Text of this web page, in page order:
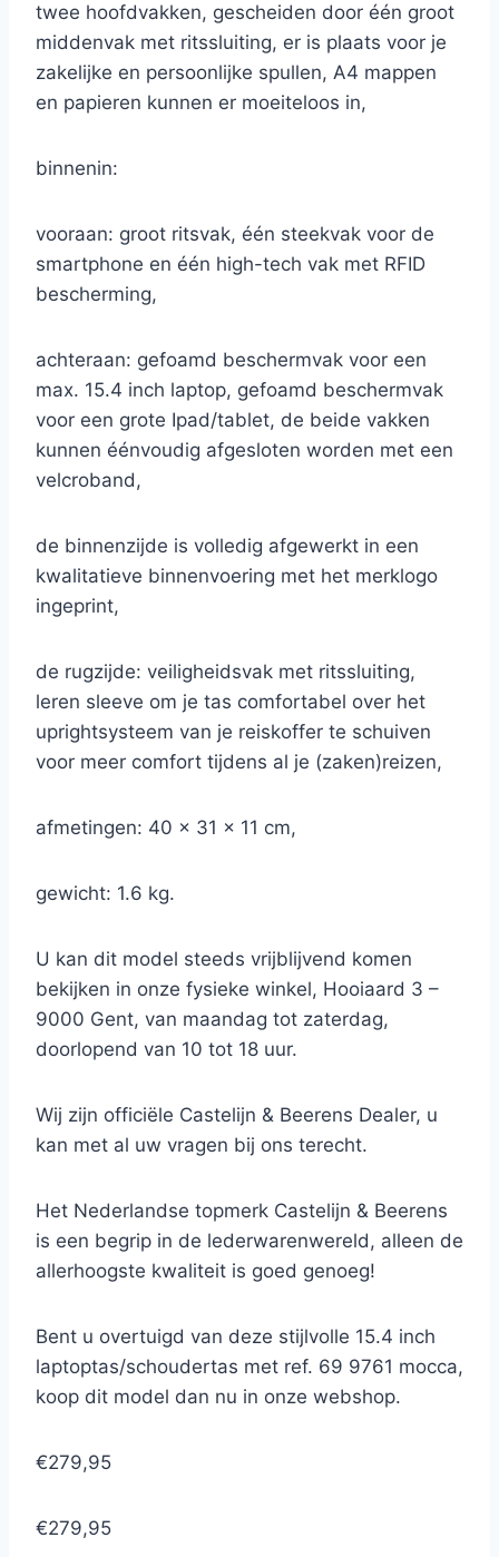
twee hoofdvakken, gescheiden door één groot
middenvak met ritssluiting, er is plaats voor je
zakelijke en persoonlijke spullen, A4 mappen
en papieren kunnen er moeiteloos in,
binnenin:
vooraan: groot ritsvak, één steekvak voor de
smartphone en één high-tech vak met RFID
bescherming,
achteraan: gefoamd beschermvak voor een
max. 15.4 inch laptop, gefoamd beschermvak
voor een grote Ipad/tablet, de beide vakken
kunnen éénvoudig afgesloten worden met een
velcroband,
de binnenzijde is volledig afgewerkt in een
kwalitatieve binnenvoering met het merklogo
ingeprint,
de rugzijde: veiligheidsvak met ritssluiting,
leren sleeve om je tas comfortabel over het
uprightsysteem van je reiskoffer te schuiven
voor meer comfort tijdens al je (zaken)reizen,
afmetingen: 40 x 31 x 11 cm,
gewicht: 1.6 kg.
U kan dit model steeds vrijblijvend komen
bekijken in onze fysieke winkel, Hooiaard 3 –
9000 Gent, van maandag tot zaterdag,
doorlopend van 10 tot 18 uur.
Wij zijn officiële Castelijn & Beerens Dealer, u
kan met al uw vragen bij ons terecht.
Het Nederlandse topmerk Castelijn & Beerens
is een begrip in de lederwarenwereld, alleen de
allerhoogste kwaliteit is goed genoeg!
Bent u overtuigd van deze stijlvolle 15.4 inch
laptoptas/schoudertas met ref. 69 9761 mocca,
koop dit model dan nu in onze webshop.
€279,95
€279,95